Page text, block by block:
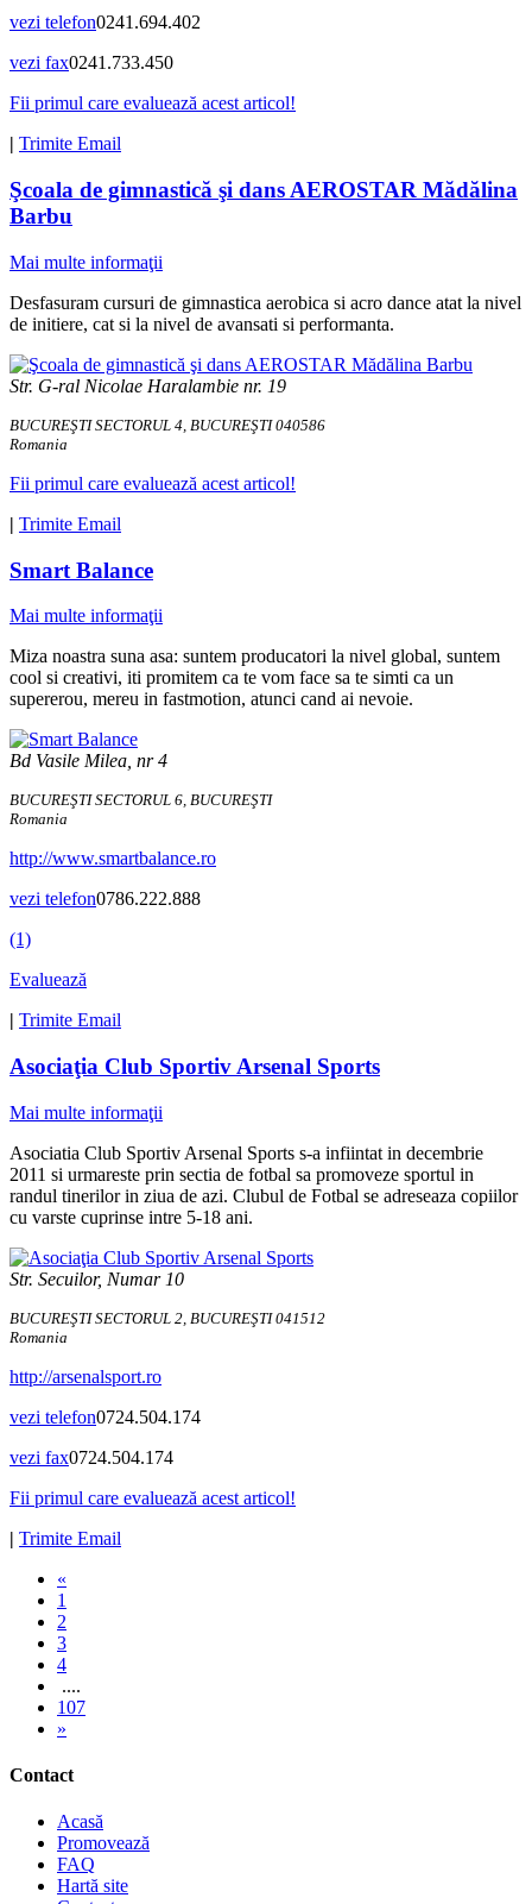
vezi telefon0241.694.402
vezi fax0241.733.450
Fii primul care evaluează acest articol!
Trimite Email
Şcoala de gimnastică şi dans AEROSTAR Mădălina
Barbu
Mai multe informaţii
Desfasuram cursuri de gimnastica aerobica si acro dance atat la nivel
de initiere, cat si la nivel de avansati si performanta.
Str. G-ral Nicolae Haralambie nr. 19
BUCUREŞTI SECTORUL 4, BUCUREŞTI 040586
Romania
Fii primul care evaluează acest articol!
| Trimite Email
Smart Balance
Mai multe informaţii
Miza noastra suna asa: suntem producatori la nivel global, suntem
cool si creativi, iti promitem ca te vom face sa te simti ca un
supererou, mereu in fastmotion, atunci cand ai nevoie.
Bd Vasile Milea, nr 4
BUCUREŞTI SECTORUL 6, BUCUREŞTI
Romania
http://www.smartbalance.ro
vezi telefon0786.222.888
(1)
Evaluează
| Trimite Email
Asociaţia Club Sportiv Arsenal Sports
Mai multe informaţii
Asociatia Club Sportiv Arsenal Sports s-a infiintat in decembrie
2011 si urmareste prin sectia de fotbal sa promoveze sportul in
randul tinerilor in ziua de azi. Clubul de Fotbal se adreseaza copiilor
cu varste cuprinse intre 5-18 ani.
Str. Secuilor, Numar 10
BUCUREŞTI SECTORUL 2, BUCUREŞTI 041512
Romania
http://arsenalsport.ro
vezi telefon0724.504.174
vezi fax0724.504.174
Fii primul care evaluează acest articol!
| Trimite Email
«
1
2
3
4
....
107
»
Contact
Acasă
Promovează
FAQ
Hartă site